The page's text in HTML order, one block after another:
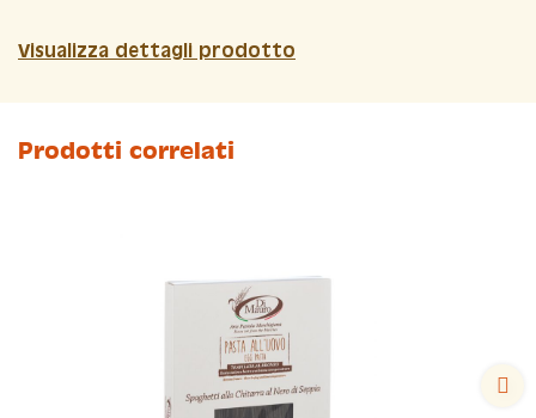
Visualizza dettagli prodotto
Prodotti correlati